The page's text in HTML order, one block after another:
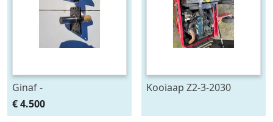
Ginaf -
€ 4.500
Kooiaap Z2-3-2030